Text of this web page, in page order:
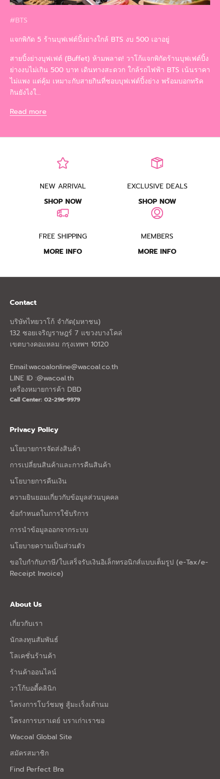
#BTS
แจกพิกัด 5 ร้านบุฟเฟต์ปิ้งย่างใกล้ BTS งบ 500 เอาอยู่
สายปิ้งย่างบุฟเฟต์ (Buffet) ห้ามพลาด! วาโก้แจกพิกัดร้านบุฟเฟต์ปิ้ง
ย่างงบไม่เกิน 500 บาท เดินทางสะดวก ใกล้รถไฟฟ้า BTS เน้นราคา
ไม่แพง แต่คุ้ม เหมาะกับสายกินที่ชอบบุฟเฟต์ปิ้งย่าง พร้อมบอกทริค
กินยังไงใ...
Read more
NEW ARRIVAL
SHOP NOW
EXCLUSIVE DEALS
SHOP NOW
FREE SHIPPING
MORE INFO
MEMBERS
MORE INFO
Contact
บริษัทไทยวาโก้ จำกัด(มหาชน)
132 ซอยเจริญราษฎร์ 7 แขวงบางโคล่
เขตบางคอแหลม กรุงเทพฯ 10120
Email:wacoalonline@wacoal.co.th
LINE ID :@wacoal.th
เครื่องหมายการค้า DBD
Call Center: 02-296-9979
Privacy Policy
นโยบายการจัดส่งสินค้า
การเปลี่ยนสินค้าและการคืนสินค้า
นโยบายการคืนเงิน
ความยินยอมเกี่ยวกับข้อมูลส่วนบุคคล
ข้อกำหนดในการใช้บริการ
การนำข้อมูลออกจากระบบ
นโยบายความเป็นส่วนตัว
ขอใบกำกับภาษี/ใบเสร็จรับเงินอิเล็กทรอนิกส์แบบเต็มรูป (e-Tax/e-
Receipt Invoice)
About Us
เกี่ยวกับเรา
นักลงทุนสัมพันธ์
โลเคชั่นร้านค้า
ร้านค้าออนไลน์
วาโก้บอดี้คลินิก
โครงการโบว์ชมพู สู้มะเร็งเต้านม
โครงการบราเดย์ บราเก่าเราขอ
Wacoal Global Site
สมัครสมาชิก
Find Perfect Bra